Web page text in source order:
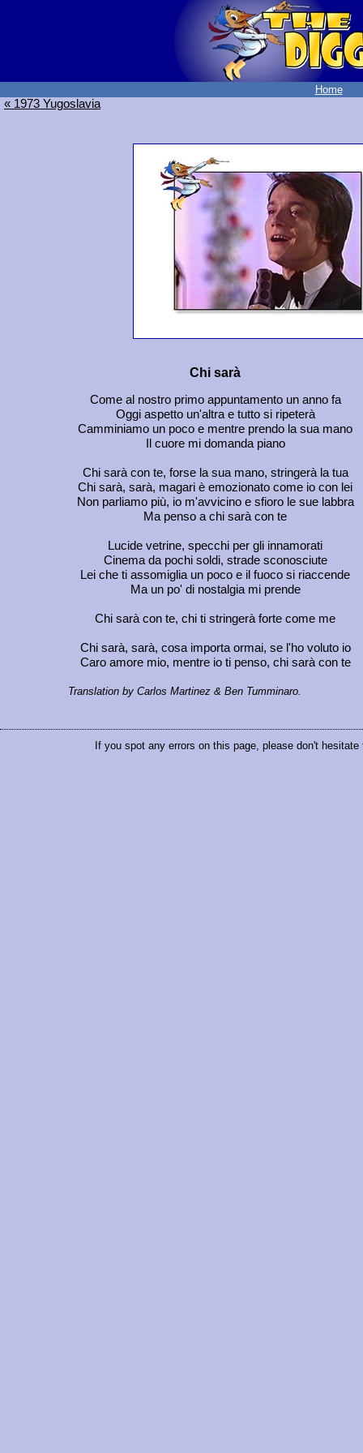
Home
« 1973 Yugoslavia
Chi sarà
Come al nostro primo appuntamento un anno fa
Oggi aspetto un'altra e tutto si ripeterà
Camminiamo un poco e mentre prendo la sua mano
Il cuore mi domanda piano
Chi sarà con te, forse la sua mano, stringerà la tua
Chi sarà, sarà, magari è emozionato come io con lei
Non parliamo più, io m'avvicino e sfioro le sue labbra
Ma penso a chi sarà con te
Lucide vetrine, specchi per gli innamorati
Cinema da pochi soldi, strade sconosciute
Lei che ti assomiglia un poco e il fuoco si riaccende
Ma un po' di nostalgia mi prende
Chi sarà con te, chi ti stringerà forte come me
Chi sarà, sarà, cosa importa ormai, se l'ho voluto io
Caro amore mio, mentre io ti penso, chi sarà con te
Translation by Carlos Martinez & Ben Tumminaro.
If you spot any errors on this page, please don't